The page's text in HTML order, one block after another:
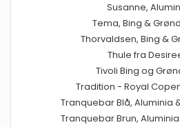
Susanne,
Tema, Bing &
Thorvaldsen, Bing &
Thule fra
Tivoli Bing og
Tradition - Royal
Tranquebar Blå, Aluminia
Tranquebar Brun,